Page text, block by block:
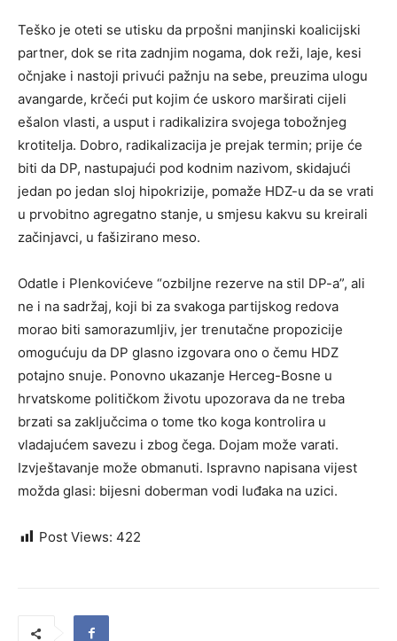
Teško je oteti se utisku da prpošni manjinski koalicijski
partner, dok se rita zadnjim nogama, dok reži, laje, kesi
očnjake i nastoji privući pažnju na sebe, preuzima ulogu
avangarde, krčeći put kojim će uskoro marširati cijeli
ešalon vlasti, a usput i radikalizira svojega tobožnjeg
krotitelja. Dobro, radikalizacija je prejak termin; prije će
biti da DP, nastupajući pod kodnim nazivom, skidajući
jedan po jedan sloj hipokrizije, pomaže HDZ-u da se vrati
u prvobitno agregatno stanje, u smjesu kakvu su kreirali
začinjavci, u fašizirano meso.
Odatle i Plenkovićeve “ozbiljne rezerve na stil DP-a”, ali
ne i na sadržaj, koji bi za svakoga partijskog redova
morao biti samorazumljiv, jer trenutačne propozicije
omogućuju da DP glasno izgovara ono o čemu HDZ
potajno snuje. Ponovno ukazanje Herceg-Bosne u
hrvatskome političkom životu upozorava da ne treba
brzati sa zaključcima o tome tko koga kontrolira u
vladajućem savezu i zbog čega. Dojam može varati.
Izvještavanje može obmanuti. Ispravno napisana vijest
možda glasi: bijesni doberman vodi luđaka na uzici.
Post Views: 422